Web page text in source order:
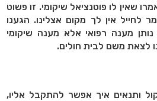
שאין לו פוטנציאל שיקומי. זו פשוט
לחייל אין לך מקום אצלינו. הגענו
מענה רפואי אלא מענה שיקומי
לצאת משם לבית חולים.
ותנאים איך אפשר להתקבל אליו,